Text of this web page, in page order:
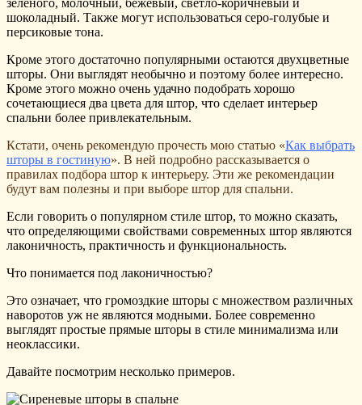
шоколадный. Также могут использоваться серо-голубые и
персиковые тона.
Кроме этого достаточно популярными остаются двухцветные
шторы. Они выглядят необычно и поэтому более интересно.
Кроме этого можно очень удачно подобрать хорошо
сочетающиеся два цвета для штор, что сделает интерьер
спальни более привлекательным.
Кстати, очень рекомендую прочесть мою статью «Как выбрать
шторы в гостиную». В ней подробно рассказывается о
правилах подбора штор к интерьеру. Эти же рекомендации
будут вам полезны и при выборе штор для спальни.
Если говорить о популярном стиле штор, то можно сказать,
что определяющими свойствами современных штор являются
лаконичность, практичность и функциональность.
Что понимается под лаконичностью?
Это означает, что громоздкие шторы с множеством различных
наворотов уж не являются модными. Более современно
выглядят простые прямые шторы в стиле минимализма или
неоклассики.
Давайте посмотрим несколько примеров.